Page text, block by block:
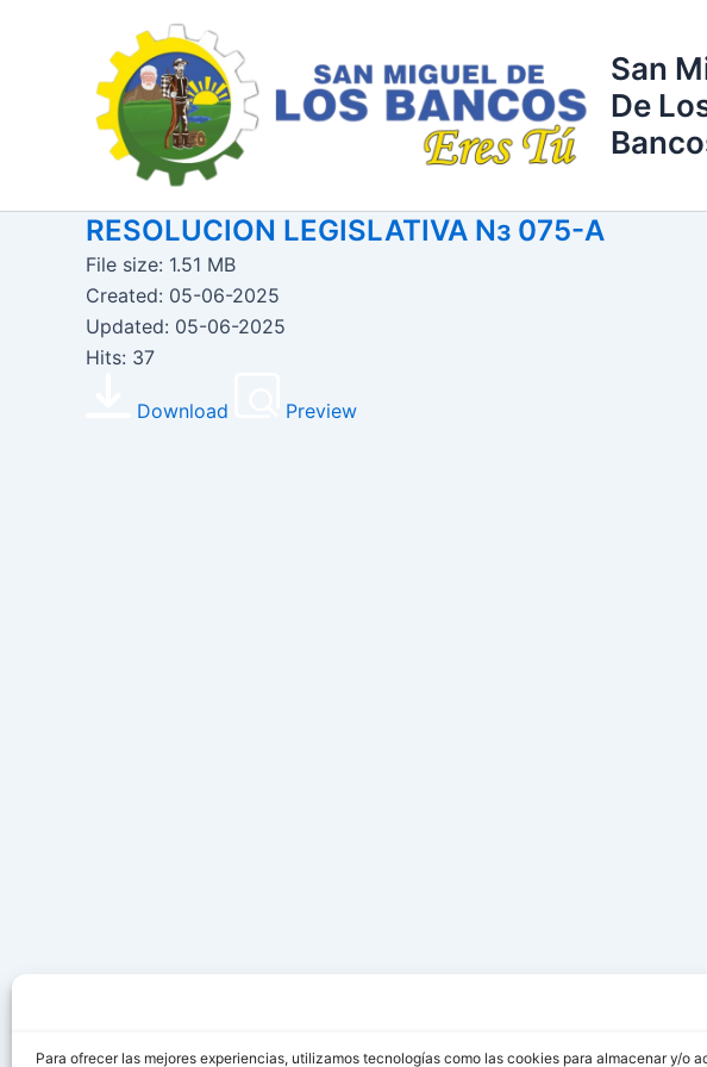
Para ofrecer las mejores experiencias, utilizamos tecnologías como las cookies para almacenar y/o
San
De
RESOLUCION LEGISLATIVA Nз 075-A
File size: 1.51 MB
Created: 05-06-2025
Updated: 05-06-2025
Hits: 37
Download Preview